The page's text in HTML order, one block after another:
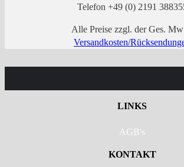
Telefon +49 (0) 2191
Alle Preise zzgl. der Ges.
Versandkosten/
LINKS
AGB's
KONTAKT